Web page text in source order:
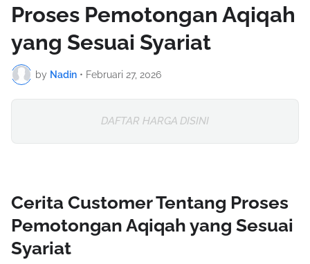
Proses Pemotongan Aqiqah
yang Sesuai Syariat
by Nadin • Februari 27, 2026
DAFTAR HARGA DISINI
Cerita Customer Tentang Proses
Pemotongan Aqiqah yang Sesuai
Syariat